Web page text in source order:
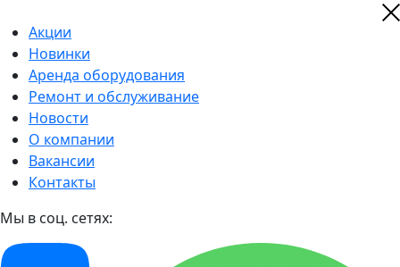
Акции
Новинки
Аренда оборудования
Ремонт и обслуживание
Новости
О компании
Вакансии
Контакты
Мы в соц. сетях: